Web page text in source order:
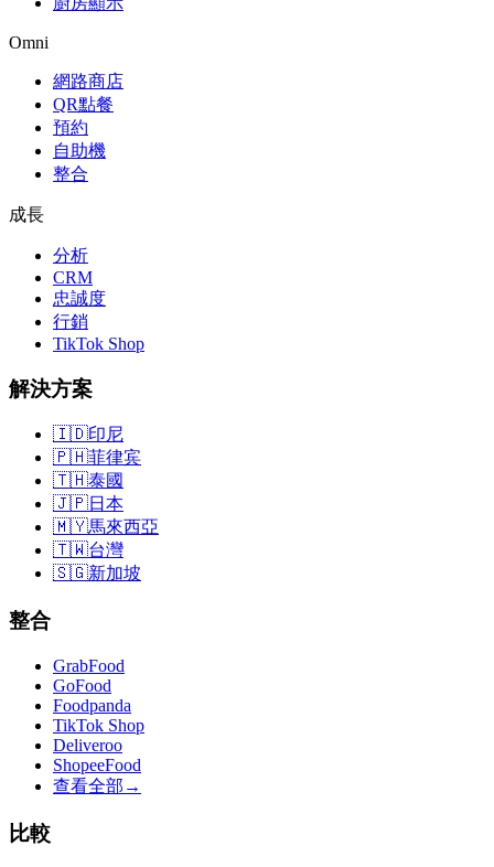
Omni
網路商店
QR點餐
預約
自助機
整合
成長
分析
CRM
忠誠度
行銷
TikTok Shop
解決方案
🇮🇩印尼
🇵🇭菲律宾
🇹🇭泰國
🇯🇵日本
🇲🇾馬來西亞
🇹🇼台灣
🇸🇬新加坡
整合
GrabFood
GoFood
Foodpanda
TikTok Shop
Deliveroo
ShopeeFood
查看全部 →
比較